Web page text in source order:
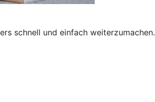
schnell und einfach weiterzumachen.